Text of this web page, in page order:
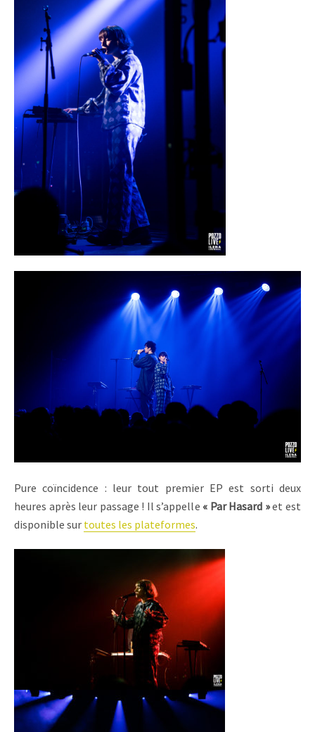
Pure coïncidence : leur tout premier EP est sorti deux
heures après leur passage ! Il s’appelle « Par Hasard »et est
disponible sur toutes les plateformes.